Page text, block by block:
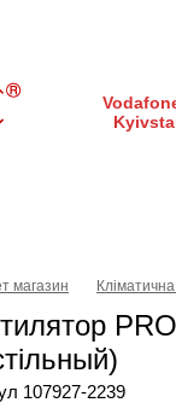
магазин
107927-2239